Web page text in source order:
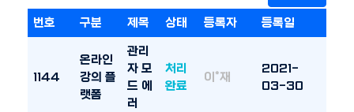
번호 구분 제목 상태 등록자 등록일
1144
온라인
강의 플
랫폼
관리
자 모
드 에
러
처리
완료
이*재
2021-
03-30